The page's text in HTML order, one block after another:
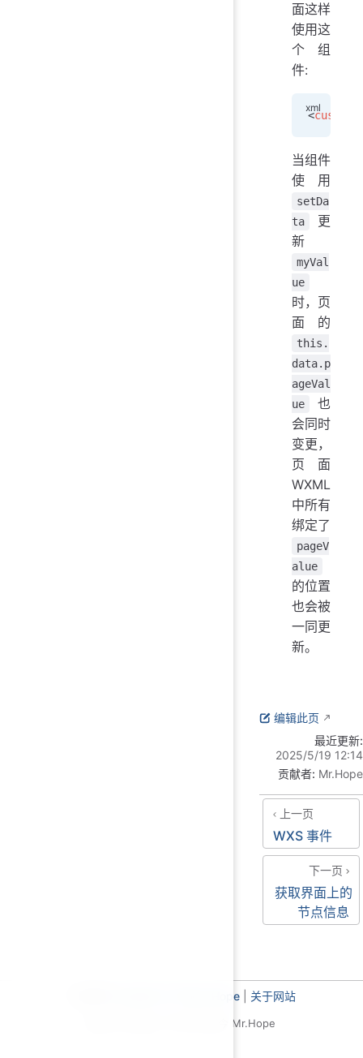
面这样
使用这
个组
件:
<custom-
当组件
使用
setDa
ta
更
新
myVal
ue
时，页
面的
this.
data.p
ageVal
ue
也
会同时
变更，
页面
WXML
中所有
绑定了
pageV
alue
的位置
也会被
一同更
新。
编辑此页
最近更新:
2025/5/19 12:14
贡献者: Mr.Hope
上一页
WXS 事件
下一页
获取界面上的
节点信息
VuePress Theme Hope| 关于网站
基于 MIT 协议，© 2019-至今 Mr.Hope